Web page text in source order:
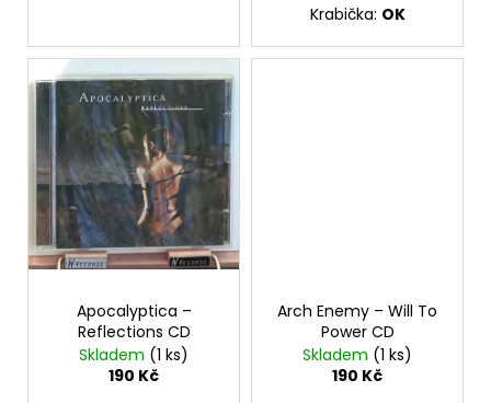
Krabička: OK
Apocalyptica –
Reflections CD
Skladem (1 ks)
190 Kč
Arch Enemy – Will To
Power CD
Skladem (1 ks)
190 Kč
u
č
u
m
MARTIN
KRATOCHVÍL
HODOKVAS
(FEASTING)